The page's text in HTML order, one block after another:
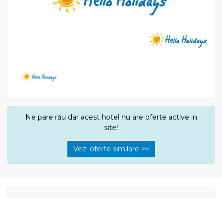
Ne pare rău dar acest hotel nu are oferte active in
site!
Vezi oferte similare >>